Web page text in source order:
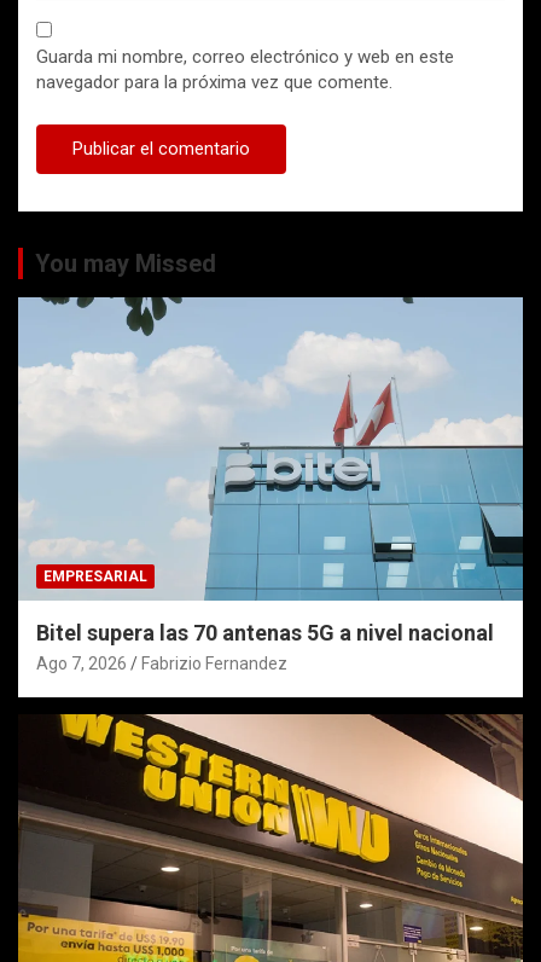
Guarda mi nombre, correo electrónico y web en este
navegador para la próxima vez que comente.
You may Missed
EMPRESARIAL
Bitel supera las 70 antenas 5G a nivel nacional
Ago 7, 2026 Fabrizio Fernandez